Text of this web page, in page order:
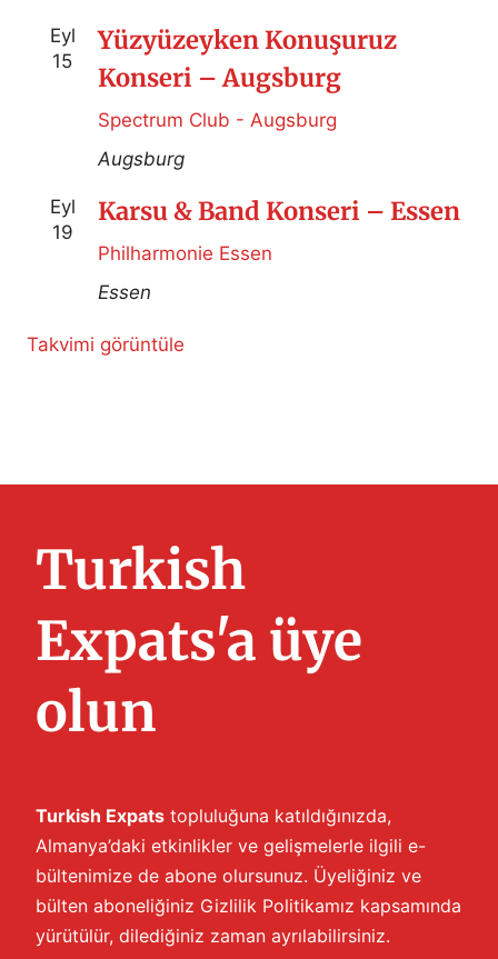
Eyl
15
Yüzyüzeyken Konuşuruz
Konseri – Augsburg
Spectrum Club - Augsburg
Augsburg
Eyl
19
Karsu & Band Konseri – Essen
Philharmonie Essen
Essen
Takvimi görüntüle
Turkish
Expats'a üye
olun
Turkish Expats topluluğuna katıldığınızda,
Almanya’daki etkinlikler ve gelişmelerle ilgili e-
bültenimize de abone olursunuz. Üyeliğiniz ve
bülten aboneliğiniz Gizlilik Politikamız kapsamında
yürütülür, dilediğiniz zaman ayrılabilirsiniz.